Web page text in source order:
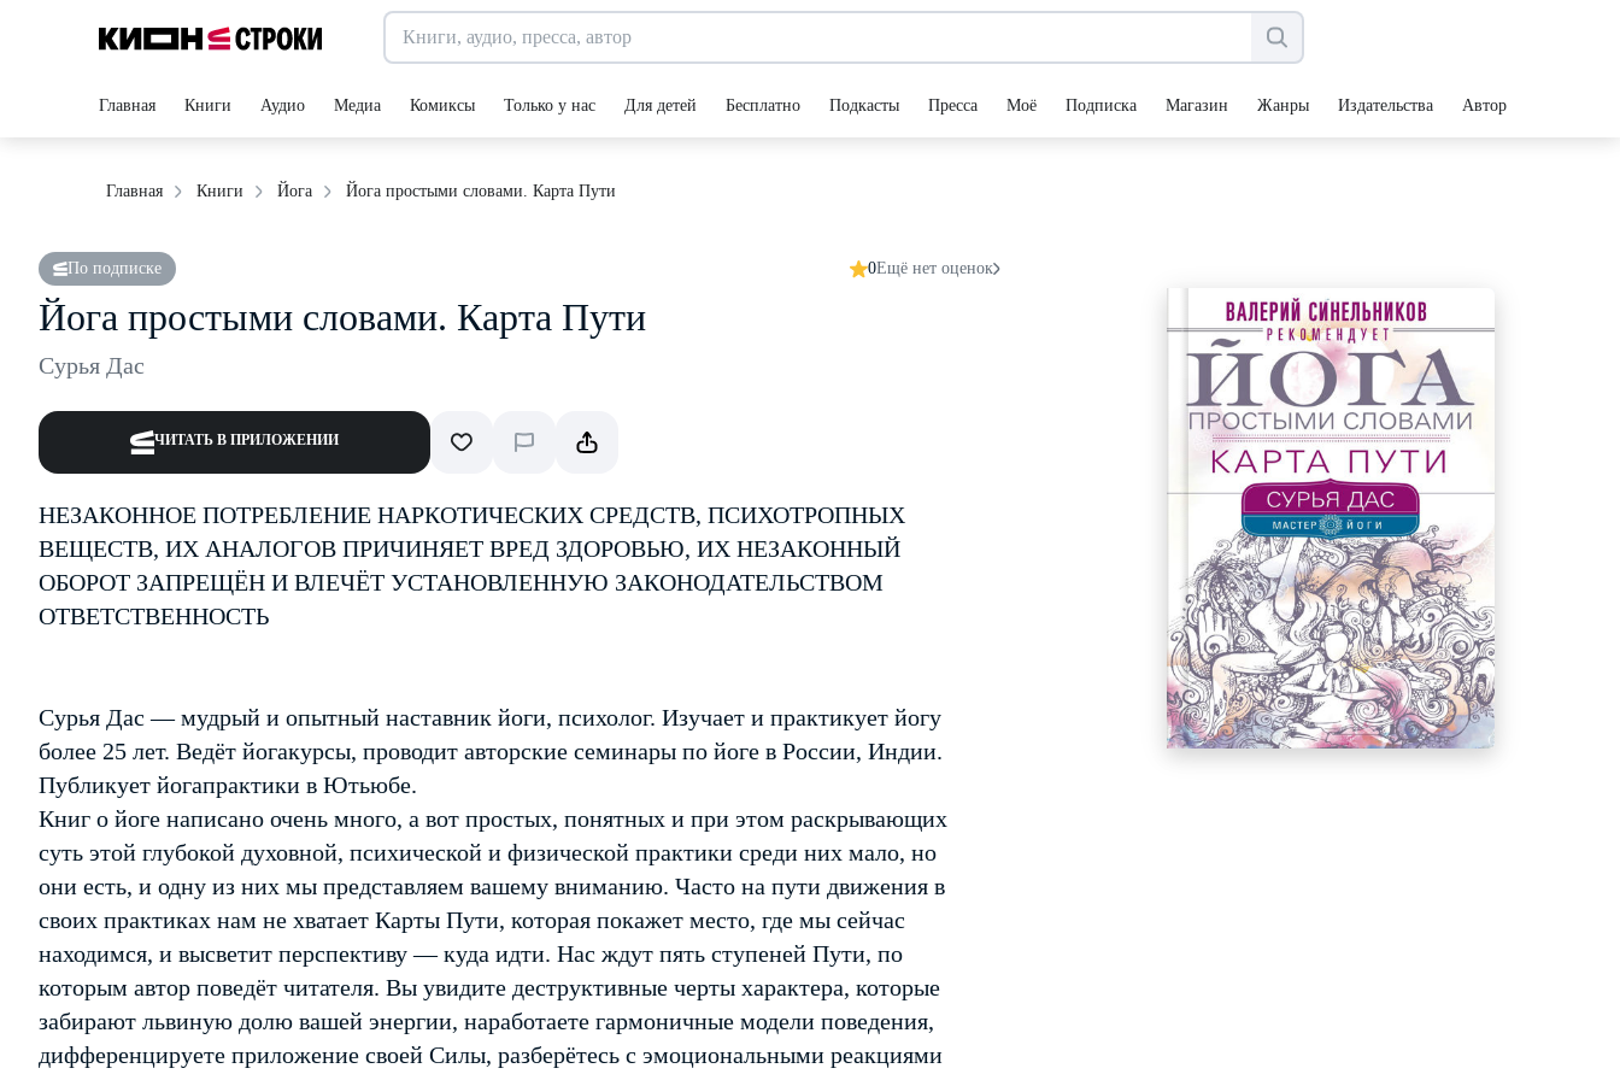
Главная Книги Аудио Медиа Комиксы Только у нас Для детей Бесплатно Подкасты Пресса Моё Подписка Магазин Жанры Издательства Авторы
Главная Книги Йога Йога простыми словами. Карта Пути
По подписке 0Ещё нет оценок
Йога простыми словами. Карта Пути
Сурья Дас
ЧИТАТЬ В ПРИЛОЖЕНИИ
НЕЗАКОННОЕ ПОТРЕБЛЕНИЕ НАРКОТИЧЕСКИХ СРЕДСТВ, ПСИХОТРОПНЫХ
ВЕЩЕСТВ, ИХ АНАЛОГОВ ПРИЧИНЯЕТ ВРЕД ЗДОРОВЬЮ, ИХ НЕЗАКОННЫЙ
ОБОРОТ ЗАПРЕЩЁН И ВЛЕЧЁТ УСТАНОВЛЕННУЮ ЗАКОНОДАТЕЛЬСТВОМ
ОТВЕТСТВЕННОСТЬ
Сурья Дас — мудрый и опытный наставник йоги, психолог. Изучает и практикует йогу
более 25 лет. Ведёт йога­курсы, проводит авторские семинары по йоге в России, Индии.
Публикует йога­практики в Ютьюбе.
Книг о йоге написано очень много, а вот простых, понятных и при этом раскрывающих
суть этой глубокой духовной, психической и физической практики среди них мало, но
они есть, и одну из них мы представляем вашему вниманию. Часто на пути движения в
своих практиках нам не хватает Карты Пути, которая покажет место, где мы сейчас
находимся, и высветит перспективу — куда идти. Нас ждут пять ступеней Пути, по
которым автор поведёт читателя. Вы увидите деструктивные черты характера, которые
забирают львиную долю вашей энергии, наработаете гармоничные модели поведения,
дифференцируете приложение своей Силы, разберётесь с эмоциональными реакциями